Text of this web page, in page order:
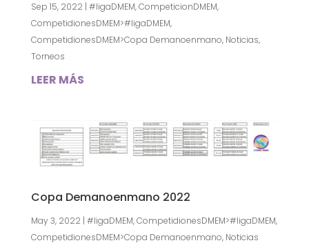
Sep 15, 2022 | #ligaDMEM,CompeticionDMEM,
CompetidionesDMEM>#ligaDMEM,
CompetidionesDMEM>Copa Demanoenmano, Noticias,
Torneos
LEER MÁS
Copa Demanoenmano 2022
May 3, 2022 | #ligaDMEM,CompetidionesDMEM>#ligaDMEM,
CompetidionesDMEM>Copa Demanoenmano, Noticias